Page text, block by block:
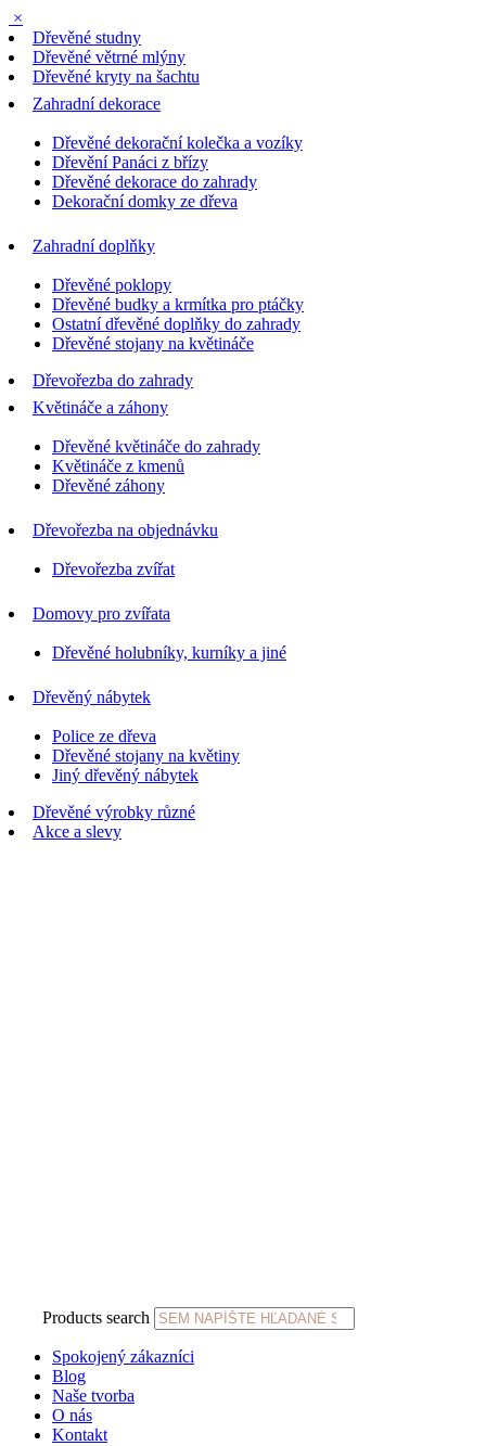
×
Dřevěné studny
Dřevěné větrné mlýny
Dřevěné kryty na šachtu
Zahradní dekorace
Dřevěné dekorační kolečka a vozíky
Dřevění Panáci z břízy
Dřevěné dekorace do zahrady
Dekorační domky ze dřeva
Zahradní doplňky
Dřevěné poklopy
Dřevěné budky a krmítka pro ptáčky
Ostatní dřevěné doplňky do zahrady
Dřevěné stojany na květináče
Dřevořezba do zahrady
Květináče a záhony
Dřevěné květináče do zahrady
Květináče z kmenů
Dřevěné záhony
Dřevořezba na objednávku
Dřevořezba zvířat
Domovy pro zvířata
Dřevěné holubníky, kurníky a jiné
Dřevěný nábytek
Police ze dřeva
Dřevěné stojany na květiny
Jiný dřevěný nábytek
Dřevěné výrobky různé
Akce a slevy
Products search
Spokojený zákazníci
Blog
Naše tvorba
O nás
Kontakt